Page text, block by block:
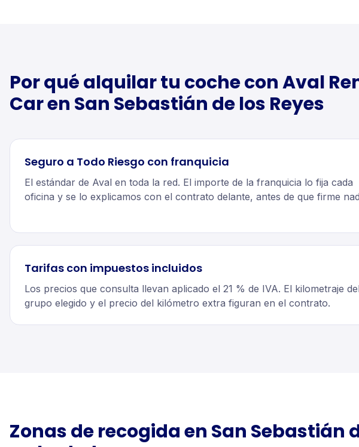
Por qué alquilar tu cochecon Aval
Car en San Sebastián de los Reyes
Seguro a Todo Riesgo con franquicia
El estándar de Aval en toda la red. El importe de la franquicia lo fija cada
oficina y se lo explicamos con el contrato delante, antes de que firme
Tarifas con impuestos incluidos
Los precios que consulta llevan aplicado el 21 % de IVA. El kilometraje del
grupo elegido y el precio del kilómetro extra figuran en el contrato.
Zonas de recogida en San Sebastián